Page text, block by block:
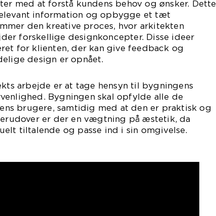
med at forstå kundens behov og ønsker. Dette
information og opbygge et tæt
den kreative proces, hvor arkitekten
forskellige designkoncepter. Disse ideer
for klienten, der kan give feedback og
design er opnået.
arbejde er at tage hensyn til bygningens
Bygningen skal opfylde alle de
brugere, samtidig med at den er praktisk og
er der en vægtning på æstetik, da
tiltalende og passe ind i sin omgivelse.